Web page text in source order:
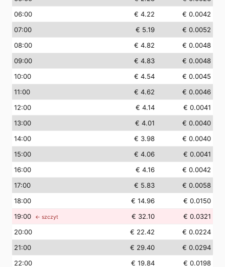
06:00 € 4.22
€ 0.0042
07:00 € 5.19
€ 0.0052
08:00 € 4.82
€ 0.0048
09:00 € 4.83
€ 0.0048
10:00 € 4.54
€ 0.0045
11:00 € 4.62
€ 0.0046
12:00 € 4.14
€ 0.0041
13:00 € 4.01
€ 0.0040
14:00 € 3.98
€ 0.0040
15:00 € 4.06
€ 0.0041
16:00 € 4.16
€ 0.0042
17:00 € 5.83
€ 0.0058
18:00 € 14.96
€ 0.0150
19:00 ← szczyt € 32.10
€ 0.0321
20:00 € 22.42
€ 0.0224
21:00 € 29.40
€ 0.0294
22:00 € 19.84
€ 0.0198